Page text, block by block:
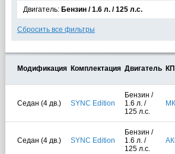
Двигатель: Бензин / 1.6 л. / 125 л.с.
Сбросить все фильтры
Модификация Комплектация Двигатель
Седан (4 дв.) SYNC Edition
Бензин /
1.6 л. /
125 л.с.
Седан (4 дв.) SYNC Edition
Бензин /
1.6 л. /
125 л.с.